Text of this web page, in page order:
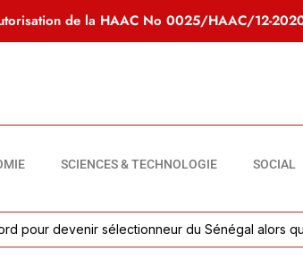
de la HAAC No 0025/HAAC/12-
SCIENCES & TECHNOLOGIE SOCIAL
sélectionneur du Sénégal alors que la